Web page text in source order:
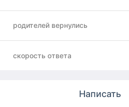
родителей вернулись
скорость ответа
Написать